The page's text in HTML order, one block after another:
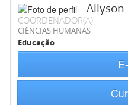
COORDENADOR(A)
CIÊNCIAS HUMANAS
Educação